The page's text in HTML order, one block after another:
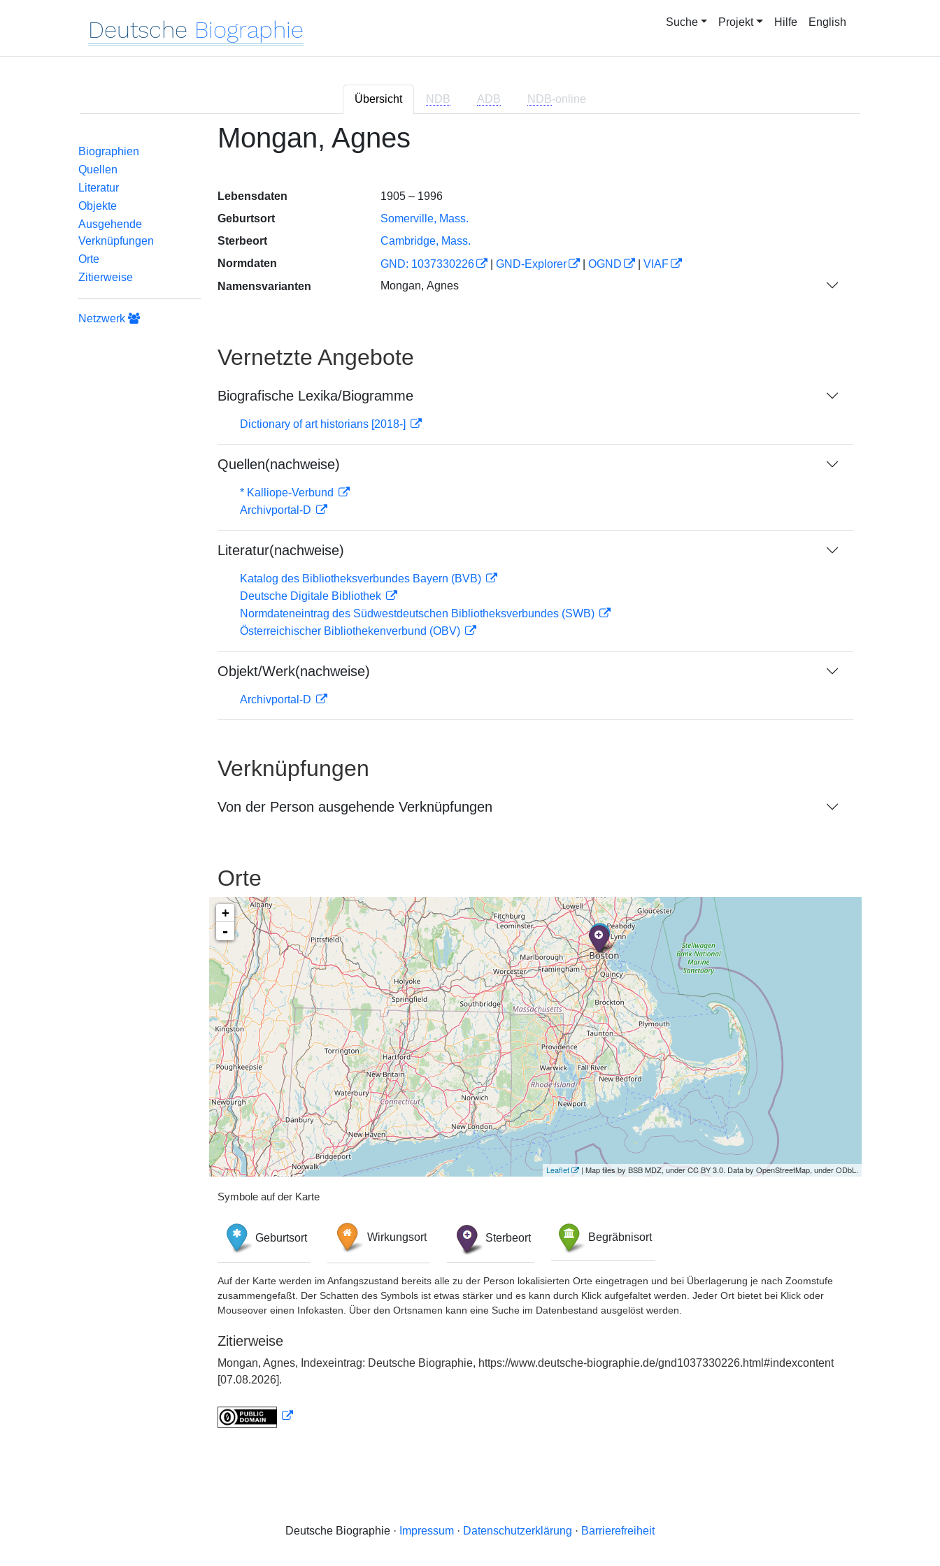
Deutsche Biographie Suche Projekt Hilfe English
Übersicht NDB ADB NDB-online
Biographien
Quellen
Literatur
Objekte
Ausgehende
Verknüpfungen
Orte
Zitierweise
Netzwerk
Mongan, Agnes
Lebensdaten
1905 – 1996
Geburtsort
Somerville, Mass.
Sterbeort
Cambridge, Mass.
Normdaten
GND: 1037330226 GND-Explorer OGND
VIAF
Namensvarianten
Mongan, Agnes
Vernetzte Angebote
Biografische Lexika/Biogramme
Dictionary of art historians [2018-]
Quellen(nachweise)
* Kalliope-Verbund
Archivportal-D
Literatur(nachweise)
Katalog des Bibliotheksverbundes Bayern (BVB)
Deutsche Digitale Bibliothek
Normdateneintrag des Südwestdeutschen Bibliotheksverbundes (SWB)
Österreichischer Bibliothekenverbund (OBV)
Objekt/Werk(nachweise)
Archivportal-D
Verknüpfungen
Von der Person ausgehende Verknüpfungen
Orte
+
-
Leaflet | Map tiles by BSB MDZ, under CC BY 3.0. Data by OpenStreetMap, under ODbL.
Symbole auf der Karte
Geburtsort Wirkungsort Sterbeort Begräbnisort
Auf der Karte werden im Anfangszustand bereits alle zu der Person lokalisierten Orte eingetragen und bei Überlagerung je nach Zoomstufe
zusammengefaßt. Der Schatten des Symbols ist etwas stärker und es kann durch Klick aufgefaltet werden. Jeder Ort bietet bei Klick oder
Mouseover einen Infokasten. Über den Ortsnamen kann eine Suche im Datenbestand ausgelöst werden.
Zitierweise
Mongan, Agnes, Indexeintrag: Deutsche Biographie, https://www.deutsche-biographie.de/gnd1037330226.html#indexcontent
[07.08.2026].
Deutsche Biographie · Impressum · Datenschutzerklärung · Barrierefreiheit